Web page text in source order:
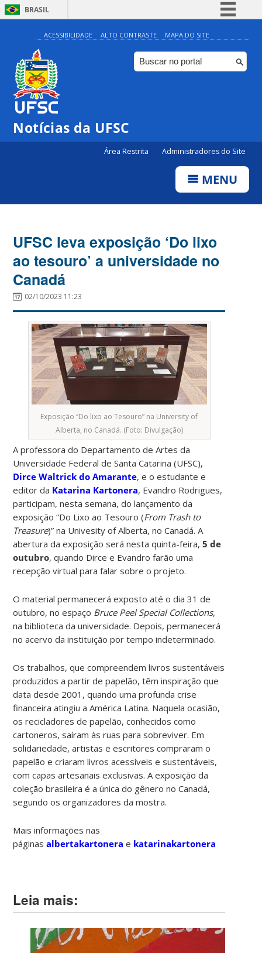
BRASIL
Simplifique!
Comunica BR
Participe
ACESSIBILIDADE ALTO CONTRASTE MAPA DO SITE
Notícias da UFSC
Área Restrita Administradores do Site
MENU
UFSC leva exposição ‘Do lixo
ao tesouro’ a universidade no
Canadá
02/10/2023 11:23
Exposição “Do lixo ao Tesouro” na University of
Alberta, no Canadá. (Foto: Divulgação)
A professora do Departamento de Artes da
Universidade Federal de Santa Catarina (UFSC),
Dirce Waltrick do Amarante, e o estudante e
editor da Katarina Kartonera, Evandro Rodrigues,
participam, nesta semana, do lançamento da
exposição “Do Lixo ao Tesouro (From Trash to
Treasure)” na Univesity of Alberta, no Canadá. A
abertura da exposição será nesta quinta-feira, 5 de
outubro, quando Dirce e Evandro farão uma
recepção virtual para falar sobre o projeto.
O material permanecerá exposto até o dia 31 de
outubro, no espaço Bruce Peel Special Collections,
na biblioteca da universidade. Depois, permanecerá
no acervo da instituição por tempo indeterminado.
Os trabalhos, que compreendem livros sustentáveis
produzidos a partir de papelão, têm inspiração que
data desde 2001, quando uma profunda crise
financeira atingiu a América Latina. Naquela ocasião,
os recicladores de papelão, conhecidos como
cartoneros, saíram às ruas para sobreviver. Em
solidariedade, artistas e escritores compraram o
papelão e criaram livros acessíveis e sustentáveis,
com capas artesanais exclusivas. A exposição da
coleção brasileira é a única do gênero no Canadá,
segundo os organizadores da mostra.
Mais informações nas
páginasalbertakartonera e katarinakartonera
Leia mais: